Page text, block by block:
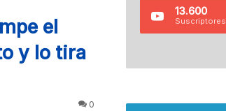
el
y lo tira
0
13.600
Suscriptores